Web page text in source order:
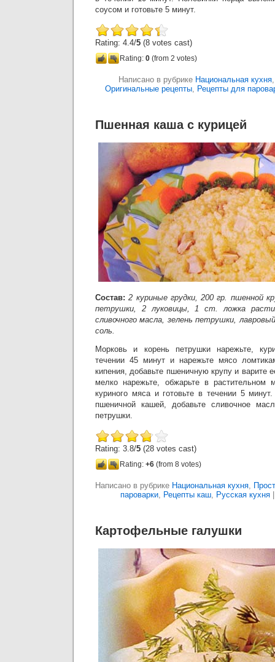
соусом и готовьте 5 минут.
Rating: 4.4/5 (8 votes cast)
Rating: 0 (from 2 votes)
Написано в рубрике Национальная кухня
Оригинальные рецепты, Рецепты для
Пшенная каша с курицей
Состав:2 куриные грудки, 200 гр. пшенной
петрушки, 2 луковицы, 1 ст. ложка
сливочного масла, зелень петрушки,
соль.
Морковь и корень петрушки нарежьте,
течении 45 минут и нарежьте мясо
кипения, добавьте пшеничную крупу и варите
мелко нарежьте, обжарьте в растительном
куриного мяса и готовьте в течении 5
пшеничной кашей, добавьте сливочное
петрушки.
Rating: 3.8/5 (28 votes cast)
Rating: +6 (from 8 votes)
Написано в рубрике Национальная кухня,
пароварки, Рецепты каш, Русская кухня
Картофельные галушки